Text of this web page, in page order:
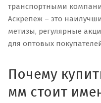
транспортными
Аскрепеж – это
метизы, регулярные
для оптовых
Почему
мм стоит